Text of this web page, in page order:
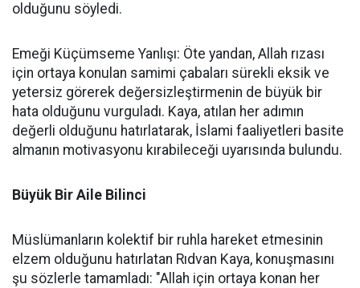
olduğunu söyledi.
Emeği Küçümseme Yanlışı: Öte yandan, Allah rızası
için ortaya konulan samimi çabaları sürekli eksik ve
yetersiz görerek değersizleştirmenin de büyük bir
hata olduğunu vurguladı. Kaya, atılan her adımın
değerli olduğunu hatırlatarak, İslami faaliyetleri basite
almanın motivasyonu kırabileceği uyarısında bulundu.
Büyük Bir Aile Bilinci
Müslümanların kolektif bir ruhla hareket etmesinin
elzem olduğunu hatırlatan Rıdvan Kaya, konuşmasını
şu sözlerle tamamladı: "Allah için ortaya konan her